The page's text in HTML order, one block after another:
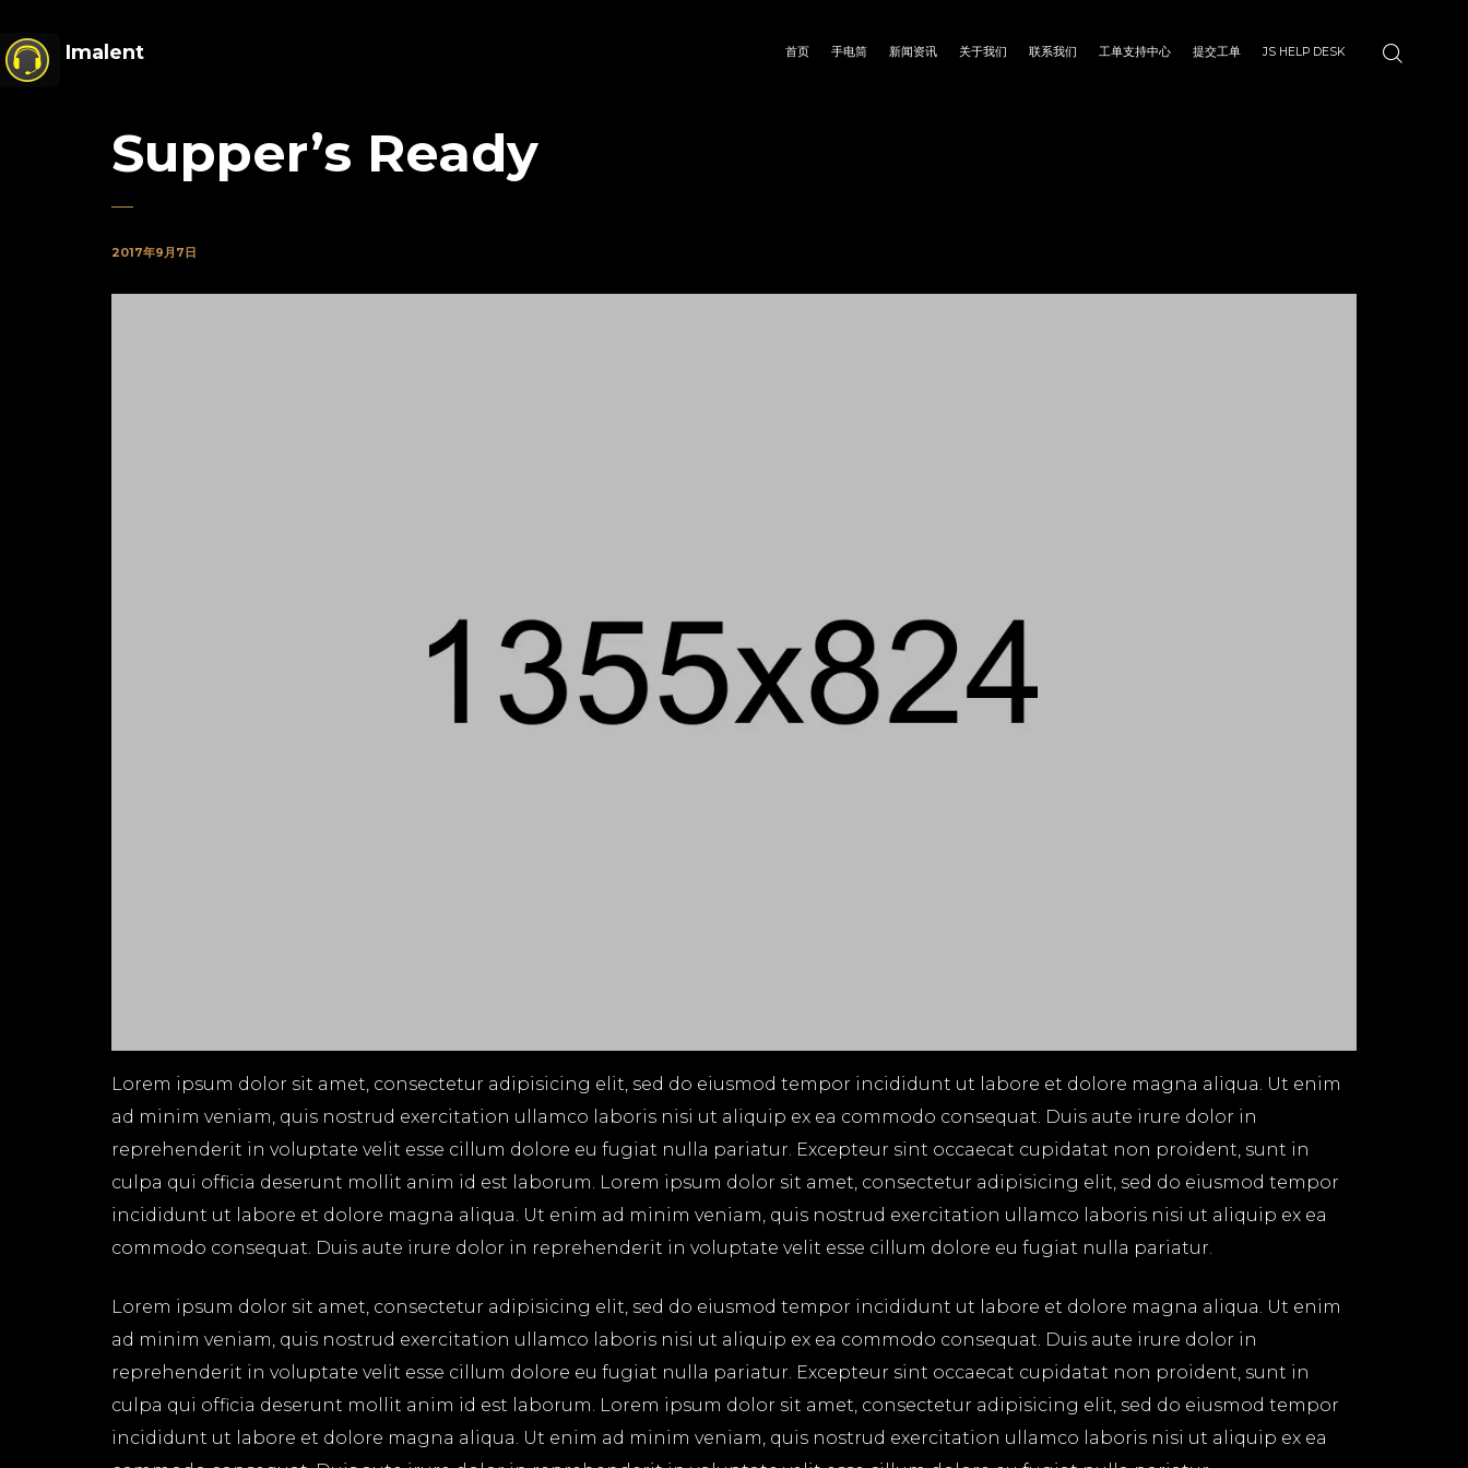
Imalent 首页 手电筒 新闻资讯 关于我们 联系我们 工单支持中心 提交工单 JS HELP DESK
Supper’s Ready
2017年9月7日
Lorem ipsum dolor sit amet, consectetur adipisicing elit, sed do eiusmod tempor incididunt ut labore et dolore magna aliqua. Ut enim
ad minim veniam, quis nostrud exercitation ullamco laboris nisi ut aliquip ex ea commodo consequat. Duis aute irure dolor in
reprehenderit in voluptate velit esse cillum dolore eu fugiat nulla pariatur. Excepteur sint occaecat cupidatat non proident, sunt in
culpa qui officia deserunt mollit anim id est laborum. Lorem ipsum dolor sit amet, consectetur adipisicing elit, sed do eiusmod tempor
incididunt ut labore et dolore magna aliqua. Ut enim ad minim veniam, quis nostrud exercitation ullamco laboris nisi ut aliquip ex ea
commodo consequat. Duis aute irure dolor in reprehenderit in voluptate velit esse cillum dolore eu fugiat nulla pariatur.
Lorem ipsum dolor sit amet, consectetur adipisicing elit, sed do eiusmod tempor incididunt ut labore et dolore magna aliqua. Ut enim
ad minim veniam, quis nostrud exercitation ullamco laboris nisi ut aliquip ex ea commodo consequat. Duis aute irure dolor in
reprehenderit in voluptate velit esse cillum dolore eu fugiat nulla pariatur. Excepteur sint occaecat cupidatat non proident, sunt in
culpa qui officia deserunt mollit anim id est laborum. Lorem ipsum dolor sit amet, consectetur adipisicing elit, sed do eiusmod tempor
incididunt ut labore et dolore magna aliqua. Ut enim ad minim veniam, quis nostrud exercitation ullamco laboris nisi ut aliquip ex ea